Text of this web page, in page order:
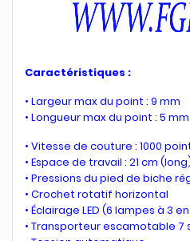
Caractéristiques :
• Largeur max du point : 9 mm
• Longueur max du point : 5 mm
• Vitesse de couture : 1000
• Espace de travail : 21 cm
• Pressions du pied de biche
• Crochet rotatif horizontal
• Éclairage LED (6 lampes à 3
• Transporteur escamotable 7